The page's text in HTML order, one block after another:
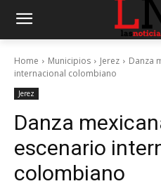
Home Municipios Jerez
Danza
internacional colombiano
Jerez
Danza
escenario
colombiano